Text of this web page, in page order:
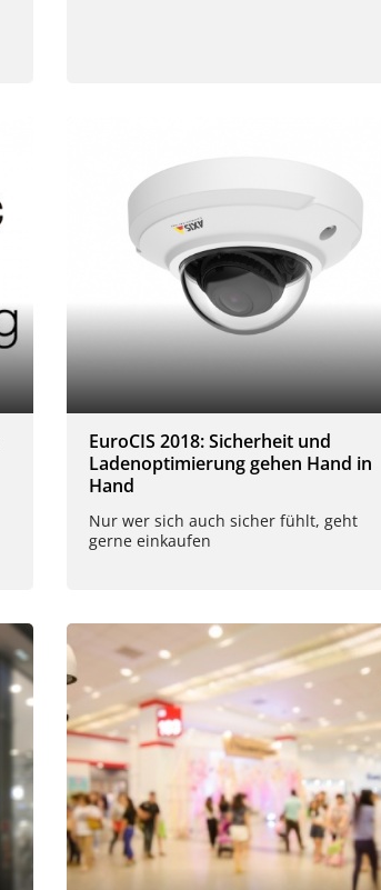
EuroCIS 2018: Sicherheit und
Ladenoptimierung gehen Hand in
Hand
Nur wer sich auch sicher fühlt, geht
gerne einkaufen